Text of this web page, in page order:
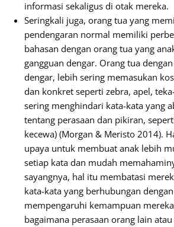
informasi sekaligus di otak mereka.
Seringkali juga, orang tua yang
pendengaran normal memiliki
bahasan dengan orang tua yang
gangguan dengar. Orang tua
dengar, lebih sering memasukan
dan konkret seperti zebra, apel,
sering menghindari kata-kata yang
tentang perasaan dan pikiran,
kecewa) (Morgan & Meristo 2014).
upaya untuk membuat anak lebih
setiap kata dan mudah
sayangnya, hal itu membatasi
kata-kata yang berhubungan
mempengaruhi kemampuan
bagaimana perasaan orang lain